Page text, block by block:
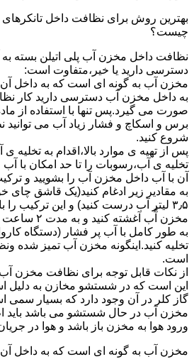
بهترین روش برای نظافت داخل تانکرهای
چیست؟
نظافت داخل مخزن آب پلی اتیلن بسته
دسترسی دارید یا خیر،متفاوت است:
مخزن آب به گونه ای است که به داخل
به داخل مخزن آب دسترسی دارید کار
صورت می گیرد.پس تنها با استفاده از
برس و اسکاچ و فشار زیاد آب می توانید
شروع کنید.
پس از تهیه ی موارد بالا،اقدام به تخلیه
تخلیه ی آب،رسوبات را تا حد امکان با آب
آن با آب داخل مخزن آب را بشویید و
به مقادیر زیر ادغام کنید(یک قاشق چای
۳٫۵ لیتر آب درست کنید) و این ترکیب را
مخزن آّب
به طور کامل با آب پر فشار (دستگاه
تخلیه کنید.اینگونه مخزن آب تمیز شده
است.
از نکات قابل توجه برای نظافت مخزن آب
این است که در شستشو مخازن به دلیل
گاز کلر در آن وجود دارد که بسیار
مخزن آب در حال شستشو می باشد باید
ورود هوا به مخزن باز باشد و هوا در
مخزن آب به گونه ای است که به داخل